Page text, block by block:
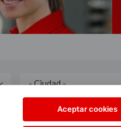
Aceptar cookies